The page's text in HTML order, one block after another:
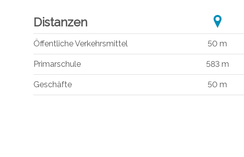
Distanzen
Öffentliche Verkehrsmittel 50 m
Primarschule 583 m
Geschäfte 50 m